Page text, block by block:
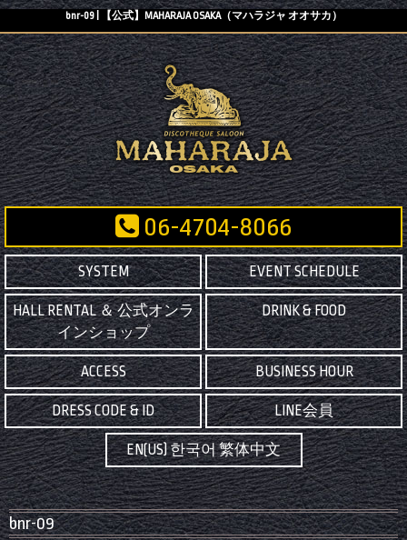
bnr-09 | 【公式】MAHARAJA OSAKA（マハラジャ オオサカ）
06-4704-8066
SYSTEM EVENT SCHEDULE
HALL RENTAL ＆ 公式オンラ
インショップ
DRINK & FOOD
ACCESS BUSINESS HOUR
DRESS CODE & ID LINE会員
EN(US) 한국어 繁体中文
bnr-09